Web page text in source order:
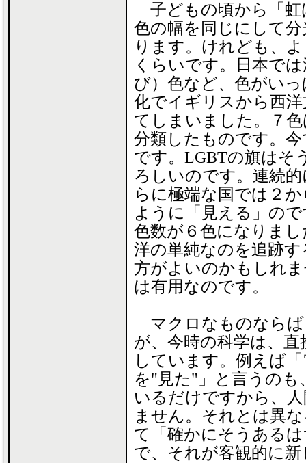
子どもの頃から「虹
色の幅を同じにして
ります。けれども、
くらいです。日本で
び）色など、色がい
化でイギリスから西
てしまいました。７
分類したものです。
です。LGBTの旗はそ
ろしいのです。連続
らに極端な国では２
ように「見える」の
色数が６色になりま
洋の単純なのを追跡
方がよいのかもしれ
は有用なのです。
マクロなものならば
が、今時の科学は、
しています。例えば
を"見た"」と言うのも
いるだけですから、
ません。それとは異
て「確かにそうある
で、それが客観的に